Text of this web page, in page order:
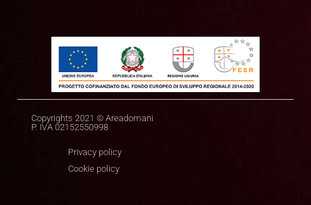
Copyrights 2021 © Areadomani
P. IVA 02152550998
Privacy policy
Cookie policy